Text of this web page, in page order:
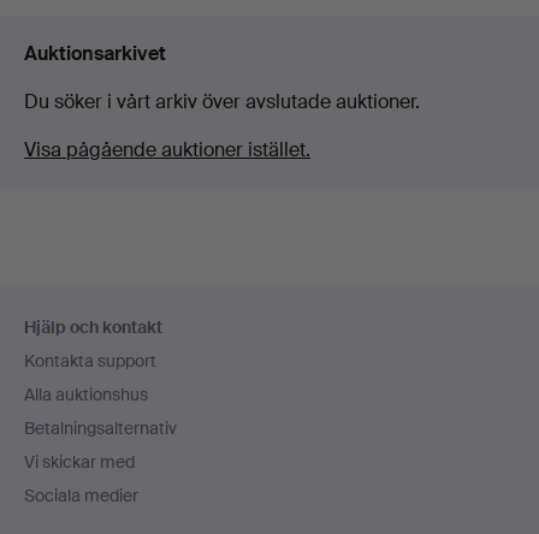
Auktionsarkivet
Du söker i vårt arkiv över avslutade auktioner.
Visa pågående auktioner istället.
Hjälp och kontakt
Kontakta support
Alla auktionshus
Betalningsalternativ
Vi skickar med
Sociala medier